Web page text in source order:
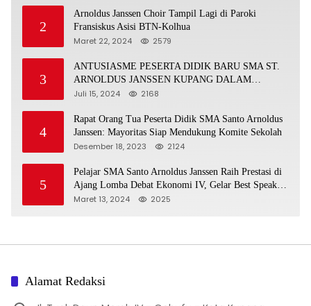
2
Arnoldus Janssen Choir Tampil Lagi di Paroki
Fransiskus Asisi BTN-Kolhua
Maret 22, 2024 2579
3
ANTUSIASME PESERTA DIDIK BARU SMA ST.
ARNOLDUS JANSSEN KUPANG DALAM
MENGIKUTI MPLS HARI PERTAMA
Juli 15, 2024 2168
4
Rapat Orang Tua Peserta Didik SMA Santo Arnoldus
Janssen: Mayoritas Siap Mendukung Komite Sekolah
Desember 18, 2023 2124
5
Pelajar SMA Santo Arnoldus Janssen Raih Prestasi di
Ajang Lomba Debat Ekonomi IV, Gelar Best Speaker
Diraih Viantri Azi
Maret 13, 2024 2025
Alamat Redaksi